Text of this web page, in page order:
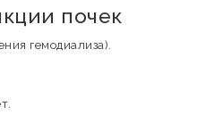
почек
гемодиализа).